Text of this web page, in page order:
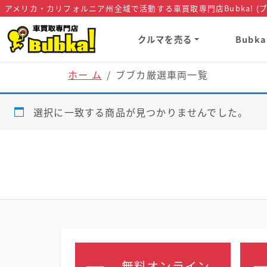
アメリカ・カリフォルニア州全域で活動する車買取専門店Bubka! (
クルマを売る
ホー ム ブブカ厳選車両一覧
選択に一致する商品が見つかりませんでした。